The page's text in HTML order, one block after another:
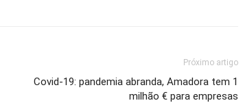
Próximo artigo
Covid-19: pandemia abranda, Amadora tem 1
milhão € para empresas